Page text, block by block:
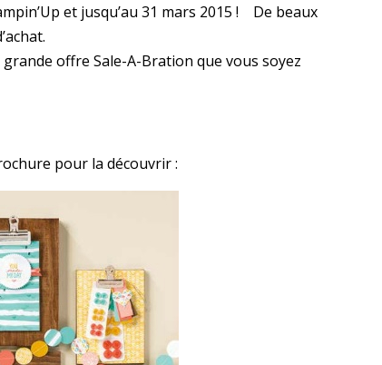
et jusqu’au 31 mars 2015 ! De beaux
offre Sale-A-Bration que vous soyez
pour la découvrir :